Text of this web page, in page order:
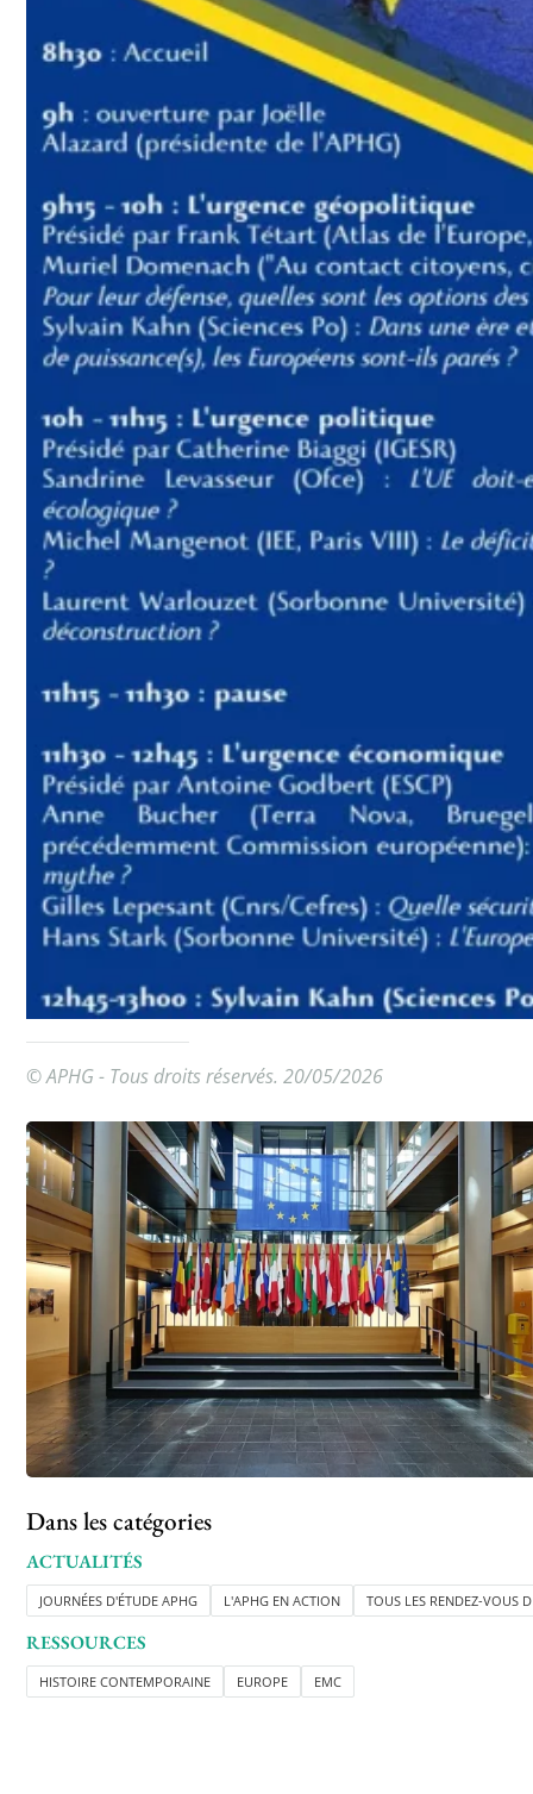
© APHG - Tous droits réservés. 20/05/2026
Dans les catégories
ACTUALITÉS
JOURNÉES D'ÉTUDE APHG L'APHG EN ACTION TOUS LES RENDEZ-VOUS
RESSOURCES
HISTOIRE CONTEMPORAINE EUROPE EMC